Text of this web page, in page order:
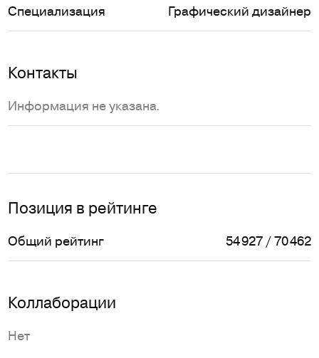
Специализация Графический дизайнер
Контакты
Информация не указана.
Позиция в рейтинге
Общий рейтинг 54 927 / 70 462
Коллаборации
Нет